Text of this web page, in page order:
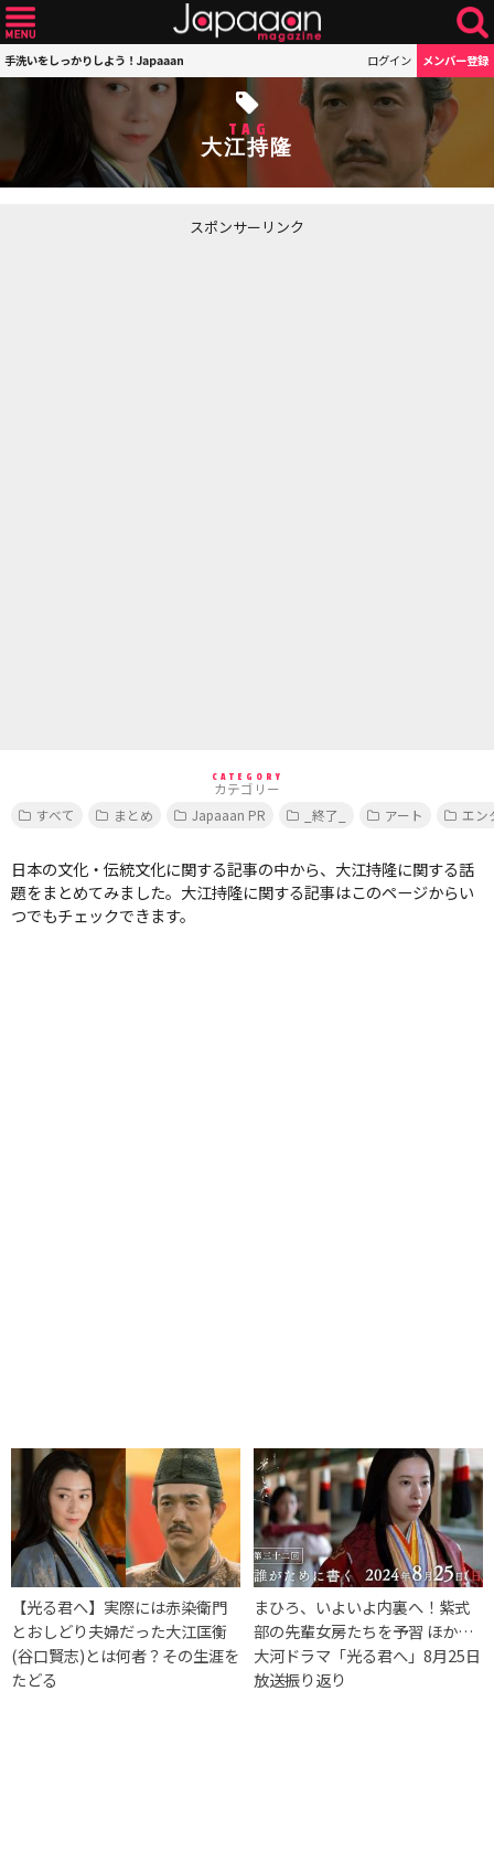
手洗いをしっかりしよう！Japaaan ログイン メンバー登録
TAG
大江持隆
スポンサーリンク
CATEGORY
カテゴリー
すべて
まとめ Japaaan PR _終了_ アート エン
日本の文化・伝統文化に関する記事の中から、大江持隆に関する話
題をまとめてみました。大江持隆に関する記事はこのページからい
つでもチェックできます。
【光る君へ】実際には赤染衛門
とおしどり夫婦だった大江匡衡
(谷口賢志)とは何者？その生涯を
たどる
まひろ、いよいよ内裏へ！紫式
部の先輩女房たちを予習 ほか…
大河ドラマ「光る君へ」8月25日
放送振り返り